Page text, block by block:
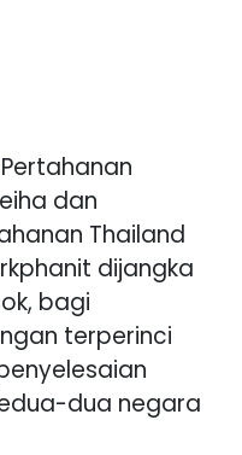
dan
Thailand
dijangka
bagi
terperinci
dua negara